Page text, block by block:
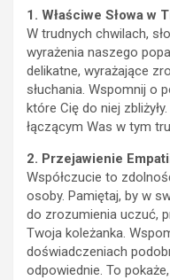
1. Właściwe Słowa w
W trudnych chwilach,
wyrażenia naszego
delikatne, wyrażające
słuchania. Wspomnij o
które Cię do niej
łączącym Was w tym
2. Przejawienie
Współczucie to
osoby. Pamiętaj, by w
do zrozumienia uczuć,
Twoja koleżanka.
doświadczeniach
odpowiednie. To